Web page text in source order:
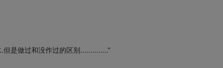
是做过和没作过的区别..............”